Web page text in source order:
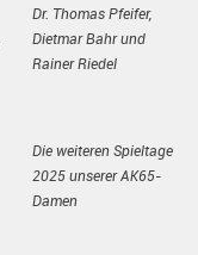
Dr. Thomas Pfeifer,
Dietmar Bahr und
Rainer Riedel
Die weiteren Spieltage
2025 unserer AK65-
Damen